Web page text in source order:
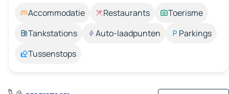
Accommodatie Restaurants
Toerisme
Tankstations
Auto-laadpunten
Parkings
Tussenstops